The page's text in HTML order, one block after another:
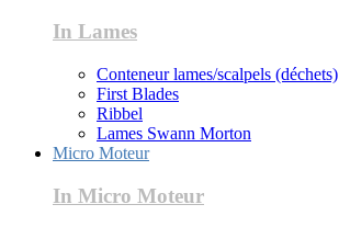
In Lames
Conteneur lames/scalpels (déchets)
First Blades
Ribbel
Lames Swann Morton
Micro Moteur
In Micro Moteur